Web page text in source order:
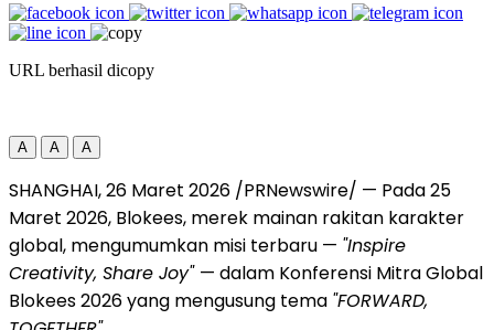
URL berhasil dicopy
A A A
SHANGHAI, 26 Maret 2026 /PRNewswire/ — Pada 25
Maret 2026, Blokees, merek mainan rakitan karakter
global, mengumumkan misi terbaru — "Inspire
Creativity, Share Joy" — dalam Konferensi Mitra Global
Blokees 2026 yang mengusung tema "FORWARD,